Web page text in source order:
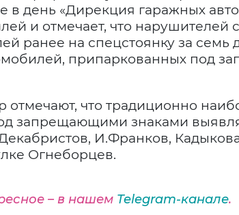
день «Дирекция гаражных
и отмечает, что нарушителей
ранее на спецстоянку за семь
припаркованных под
отмечают, что традиционно
запрещающими знаками
И.Франков,
Огнеборцев.
– в нашем Telegram-канале.